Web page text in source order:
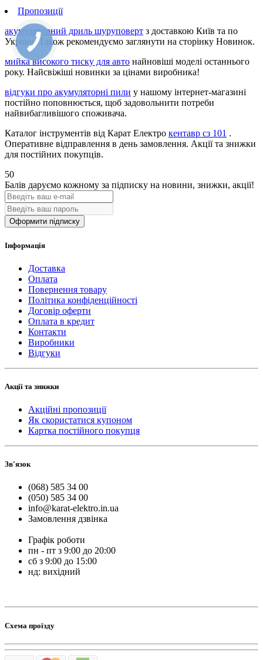
Пропозиції
акумуляторний дриль шуруповерт з доставкою Київ та по
Україні. Також рекомендуємо заглянути на сторінку Новинок.
мийка високого тиску для авто найновіші моделі останнього
року. Найсвіжіші новинки за цінами виробника!
відгуки про акумуляторні пили у нашому інтернет-магазині
постійно поповнюється, щоб задовольнити потреби
найвибагливішого споживача.
Каталог інструментів від Карат Електро кентавр сз 101 .
Оперативне відправлення в день замовлення. Акції та знижки
для постійних покупців.
50
Балів даруємо кожному за підписку на новини, знижки, акції!
Оформити підписку
Інформація
Доставка
Оплата
Повернення товару
Політика конфіденційності
Договір оферти
Оплата в кредит
Контакти
Виробники
Відгуки
Акції та знижки
Акційні пропозиції
Як скористатися купоном
Картка постійного покупця
Зв'язок
(068) 585 34 00
(050) 585 34 00
info@karat-elektro.in.ua
Замовлення дзвінка
Графік роботи
пн - пт з 9:00 до 20:00
сб з 9:00 до 15:00
нд: вихідний
Схема проїзду